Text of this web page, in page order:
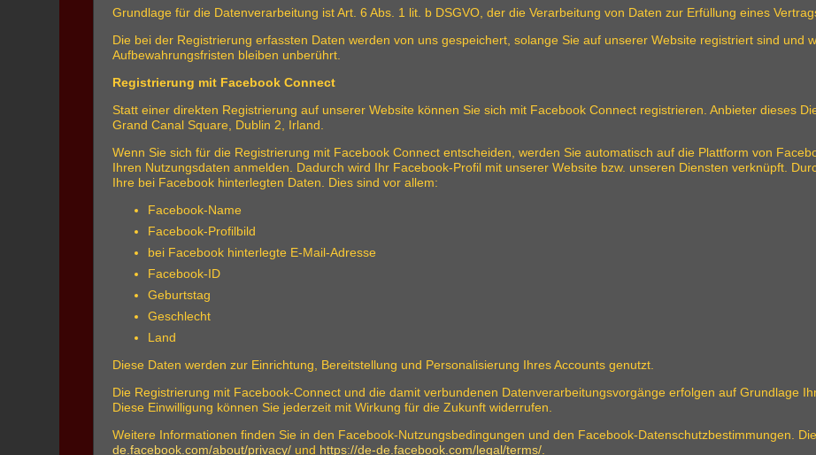
Grundlage für die Datenverarbeitung ist Art. 6 Abs. 1 lit. b DSGVO, der die Verarbeitung von Daten zur Erfüllung eines
Die bei der Registrierung erfassten Daten werden von uns gespeichert, solange Sie auf unserer Website registriert sind und
Aufbewahrungsfristen bleiben unberührt.
Registrierung mit Facebook Connect
Statt einer direkten Registrierung auf unserer Website können Sie sich mit Facebook Connect registrieren. Anbieter dieses
Grand Canal Square, Dublin 2, Irland.
Wenn Sie sich für die Registrierung mit Facebook Connect entscheiden, werden Sie automatisch auf die Plattform von
Ihren Nutzungsdaten anmelden. Dadurch wird Ihr Facebook-Profil mit unserer Website bzw. unseren Diensten verknüpft.
Ihre bei Facebook hinterlegten Daten. Dies sind vor allem:
Facebook-Name
Facebook-Profilbild
bei Facebook hinterlegte E-Mail-Adresse
Facebook-ID
Geburtstag
Geschlecht
Land
Diese Daten werden zur Einrichtung, Bereitstellung und Personalisierung Ihres Accounts genutzt.
Die Registrierung mit Facebook-Connect und die damit verbundenen Datenverarbeitungsvorgänge erfolgen auf Grundlage
Diese Einwilligung können Sie jederzeit mit Wirkung für die Zukunft widerrufen.
Weitere Informationen finden Sie in den Facebook-Nutzungsbedingungen und den Facebook-Datenschutzbestimmungen.
de.facebook.com/about/privacy/ und https://de-de.facebook.com/legal/terms/